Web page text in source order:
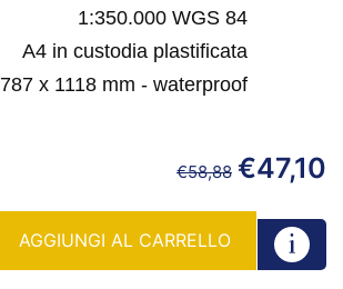
1:350.000 WGS 84
A4 in custodia plastificata
787 x 1118 mm - waterproof
€58,88 €47,10
AGGIUNGI AL CARRELLO